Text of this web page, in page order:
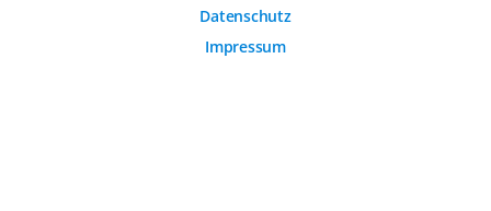
Datenschutz
Impressum
Analytische Cookies werden verwendet, um das